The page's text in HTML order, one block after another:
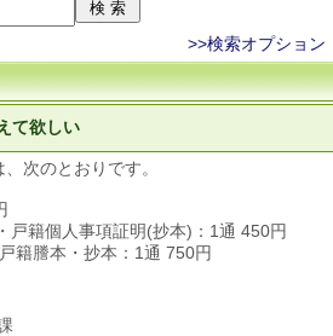
>>検索オプション
て欲しい
次のとおりです。
戸籍個人事項証明(抄本)：1通 450円
籍謄本・抄本：1通 750円